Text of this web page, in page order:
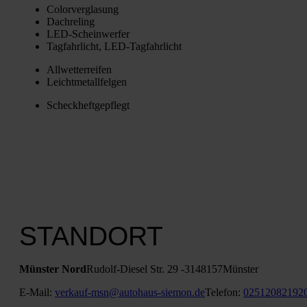
Color­ver­gla­sung
Dach­re­ling
LED-Schein­wer­fer
Tag­fahr­licht, LED-Tag­fahr­licht
All­wet­ter­rei­fen
Leicht­me­tall­fel­gen
Scheck­heft­ge­pflegt
STANDORT
Müns­ter NordRudolf-Die­sel Str. 29 ‑3148157Müns­ter
E‑Mail: verkauf-msn@autohaus-siemon.deTele­fon: